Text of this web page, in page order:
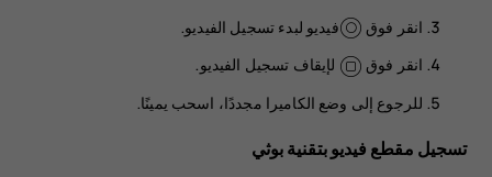
انقر فوق
فيديو لبدء تسجيل الفيديو.
انقر فوق
لإيقاف تسجيل الفيديو.
للرجوع إلى وضع الكاميرا مجددًا، اسحب يمينًا.
تسجيل مقطع فيديو بتقنية بوثي